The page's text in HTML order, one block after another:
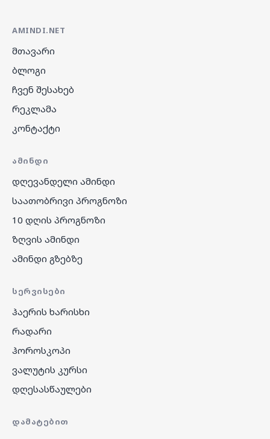
AMINDI.NET
მთავარი
ბლოგი
ჩვენ შესახებ
რეკლამა
კონტაქტი
ᲐᲛᲘᲜᲓᲘ
დღევანდელი ამინდი
საათობრივი პროგნოზი
10 დღის პროგნოზი
ზღვის ამინდი
ამინდი გზებზე
ᲡᲔᲠᲕᲘᲡᲔᲑᲘ
ჰაერის ხარისხი
რადარი
ჰოროსკოპი
ვალუტის კურსი
დღესასწაულები
ᲓᲐᲛᲐᲢᲔᲑᲘᲗ